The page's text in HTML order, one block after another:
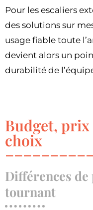
Pour les escaliers
des solutions sur
usage fiable toute
devient alors un
durabilité de
Budget,
choix
Différences
tournant